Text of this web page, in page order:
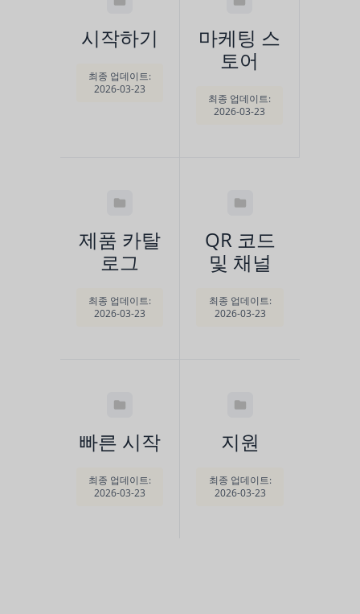
시작하기
최종 업데이트:
2026-03-23
마케팅 스
토어
최종 업데이트:
2026-03-23
제품 카탈
로그
최종 업데이트:
2026-03-23
QR 코드
및 채널
최종 업데이트:
2026-03-23
빠른 시작
최종 업데이트:
2026-03-23
지원
최종 업데이트:
2026-03-23